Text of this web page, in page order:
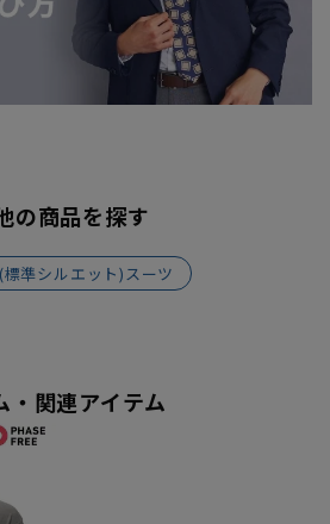
の商品を探す
準シルエット)スーツ
・関連アイテム